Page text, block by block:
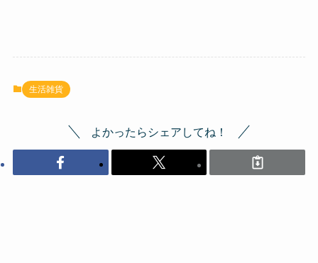
生活雑貨
よかったらシェアしてね！